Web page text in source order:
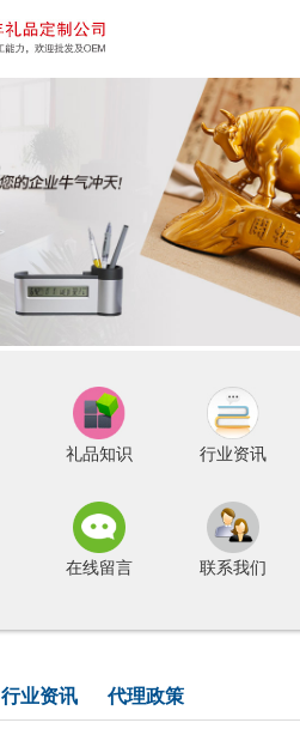
礼品知识 行业资讯
在线留言 联系我们
行业资讯 代理政策